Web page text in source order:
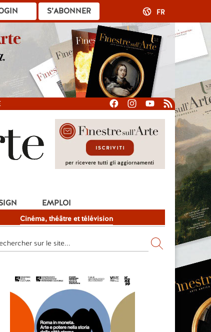
S’ABONNER FR
Cinéma, théâtre et télévision
EMPLOI